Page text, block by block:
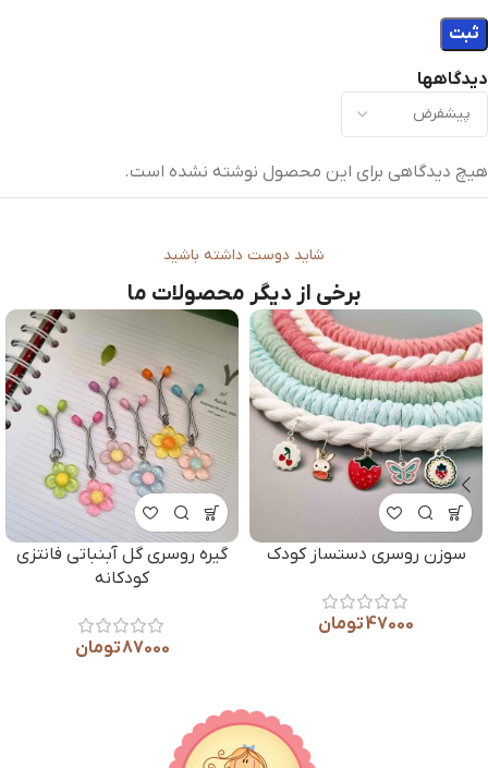
دیدگاهها
هیچ دیدگاهی برای این محصول نوشته نشده است.
شاید دوست داشته باشید
برخی از دیگر محصولات ما
روسری گل آبنباتی فانتزی
-12%
آویز طرح رهبر شهید و پرچم ایران
تومان –
18000تومان